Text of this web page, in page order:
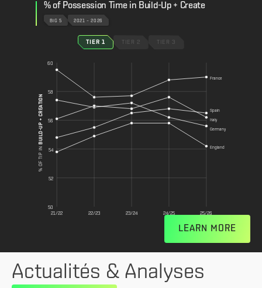
% of Possession Time in Build-Up + Create
BIG 5 2021 – 2026
TIER 1 TIER 2 TIER 3
% OF TIP IN
BUILD-UP + CREATION
50
52
54
56
58
60
21/22 22/23 23/24 24/25 25/26
France
Spain
Germany
Italy
England
LEARN MORE
Actualités & Analyses